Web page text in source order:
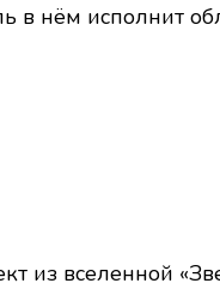
в нём исполнит
из вселенной